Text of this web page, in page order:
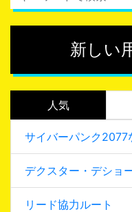
新しい
人気
サイバーパンク2077
デクスター・デショ
リード協力ルート